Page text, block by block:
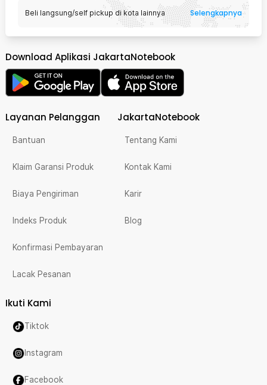
Beli langsung/self pickup di kota lainnya Selengkapnya
Download Aplikasi JakartaNotebook
Layanan Pelanggan
Bantuan
Klaim Garansi Produk
Biaya Pengiriman
Indeks Produk
Konfirmasi Pembayaran
Lacak Pesanan
JakartaNotebook
Tentang Kami
Kontak Kami
Karir
Blog
Ikuti Kami
Tiktok
Instagram
Facebook